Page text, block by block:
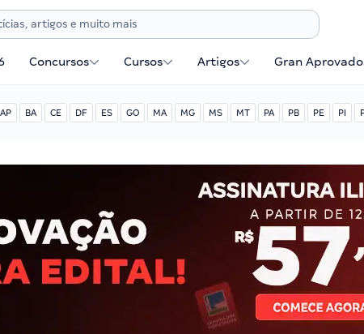
Concursos Cursos Artigos Gran
AP BA CE DF ES GO MA MG MS MT PA PB PE PI